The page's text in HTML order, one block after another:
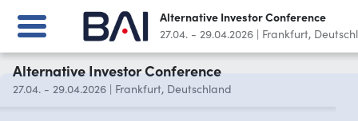
Alternative Investor Conference
27.04. - 29.04.2026 | Frankfurt, Deutschland
Alternative Investor Conference
27.04. - 29.04.2026| Frankfurt,